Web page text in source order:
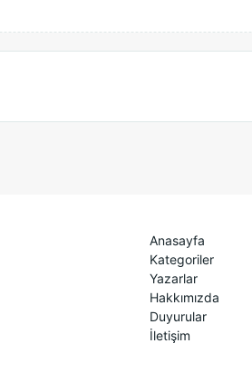
Anasayfa
Kategoriler
Yazarlar
Hakkımızda
Duyurular
İletişim